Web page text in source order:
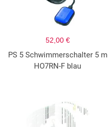
52,00 €
PS 5 Schwimmerschalter 5 m
HO7RN-F blau